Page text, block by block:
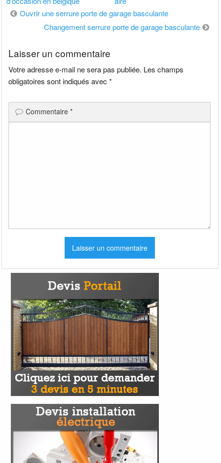
Navigation
Ouvrir une serrure porte de garage basculante
Changement serrure porte de garage basculante
Laisser un commentaire
Votre adresse e-mail ne sera pas publiée. Les champs
obligatoires sont indiqués avec*
Commentaire*